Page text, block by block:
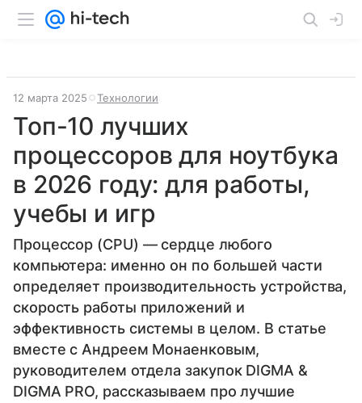
12 марта 2025 Технологии
Топ-10 лучших
процессоров для ноутбука
в 2026 году: для работы,
учебы и игр
Процессор (CPU) — сердце любого
компьютера: именно он по большей части
определяет производительность устройства,
скорость работы приложений и
эффективность системы в целом. В статье
вместе с Андреем Монаенковым,
руководителем отдела закупок DIGMA &
DIGMA PRO, рассказываем про лучшие